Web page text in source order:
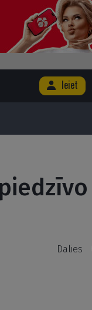
Ieiet
Dalies